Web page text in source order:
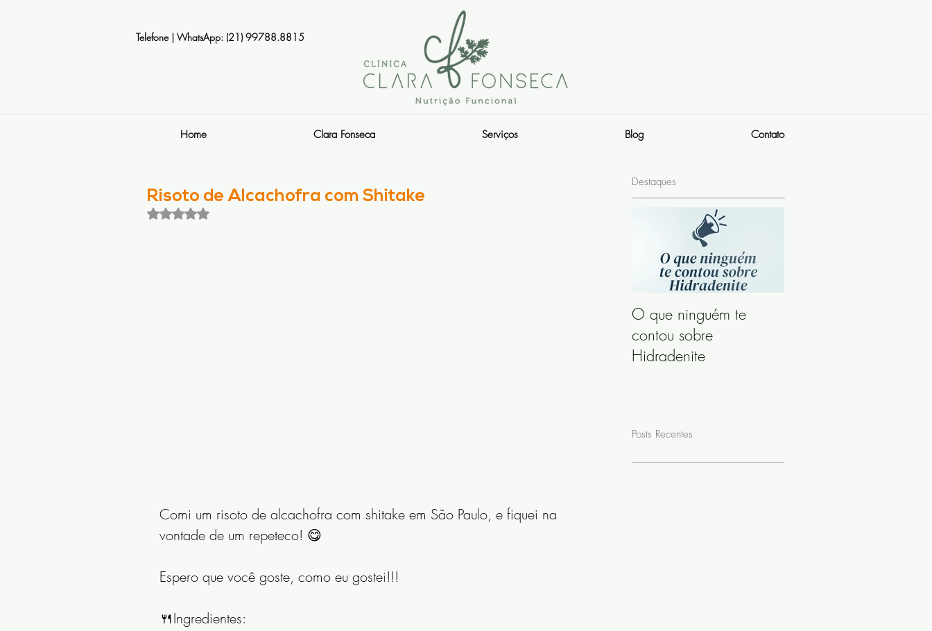
Telefone | WhatsApp: (21) 99788.8815
Home Clara Fonseca Serviços Blog Contato
Risoto de Alcachofra com Shitake
Avaliado com NaN de 5 estrelas.
Comi um risoto de alcachofra com shitake em São Paulo, e fiquei na
vontade de um repeteco! 😋
Espero que você goste, como eu gostei!!!
🍴Ingredientes:
Destaques
O que ninguém te
contou sobre
Hidradenite
Posts Recentes